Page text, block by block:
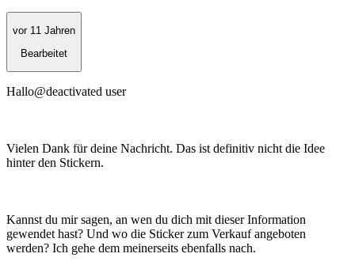
vor 11 Jahren
Bearbeitet
Hallo@deactivated user
Vielen Dank für deine Nachricht. Das ist definitiv nicht die Idee
hinter den Stickern.
Kannst du mir sagen, an wen du dich mit dieser Information
gewendet hast? Und wo die Sticker zum Verkauf angeboten
werden? Ich gehe dem meinerseits ebenfalls nach.